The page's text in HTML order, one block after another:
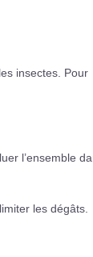
insectes. Pour
l’ensemble
les dégâts.